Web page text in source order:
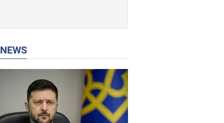
NEWS